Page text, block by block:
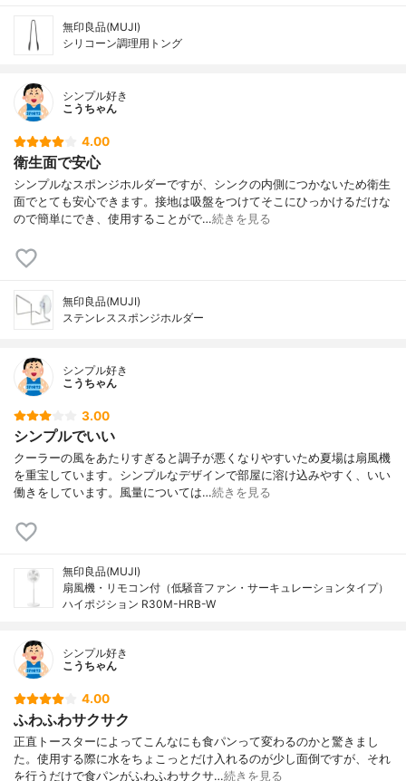
無印良品(MUJI)
シリコーン調理用トング
シンプル好き
こうちゃん
4.00
衛生面で安心
シンプルなスポンジホルダーですが、シンクの内側につかないため衛生
面でとても安心できます。接地は吸盤をつけてそこにひっかけるだけな
ので簡単にでき、使用することがで…続きを見る
無印良品(MUJI)
ステンレススポンジホルダー
シンプル好き
こうちゃん
3.00
シンプルでいい
クーラーの風をあたりすぎると調子が悪くなりやすいため夏場は扇風機
を重宝しています。シンプルなデザインで部屋に溶け込みやすく、いい
働きをしています。風量については…続きを見る
無印良品(MUJI)
扇風機・リモコン付（低騒音ファン・サーキュレーションタイプ）
ハイポジション R30M-HRB-W
シンプル好き
こうちゃん
4.00
ふわふわサクサク
正直トースターによってこんなにも食パンって変わるのかと驚きまし
た。使用する際に水をちょこっとだけ入れるのが少し面倒ですが、それ
を行うだけで食パンがふわふわサクサ…続きを見る